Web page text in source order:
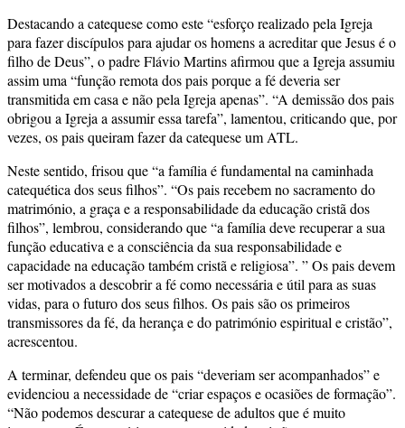
Destacando a catequese como este “esforço realizado pela Igreja
para fazer discípulos para ajudar os homens a acreditar que Jesus é o
filho de Deus”, o padre Flávio Martins afirmou que a Igreja assumiu
assim uma “função remota dos pais porque a fé deveria ser
transmitida em casa e não pela Igreja apenas”. “A demissão dos pais
obrigou a Igreja a assumir essa tarefa”, lamentou, criticando que, por
vezes, os pais queiram fazer da catequese um ATL.
Neste sentido, frisou que “a família é fundamental na caminhada
catequética dos seus filhos”. “Os pais recebem no sacramento do
matrimónio, a graça e a responsabilidade da educação cristã dos
filhos”, lembrou, considerando que “a família deve recuperar a sua
função educativa e a consciência da sua responsabilidade e
capacidade na educação também cristã e religiosa”. ” Os pais devem
ser motivados a descobrir a fé como necessária e útil para as suas
vidas, para o futuro dos seus filhos. Os pais são os primeiros
transmissores da fé, da herança e do património espiritual e cristão”,
acrescentou.
A terminar, defendeu que os pais “deveriam ser acompanhados” e
evidenciou a necessidade de “criar espaços e ocasiões de formação”.
“Não podemos descurar a catequese de adultos que é muito